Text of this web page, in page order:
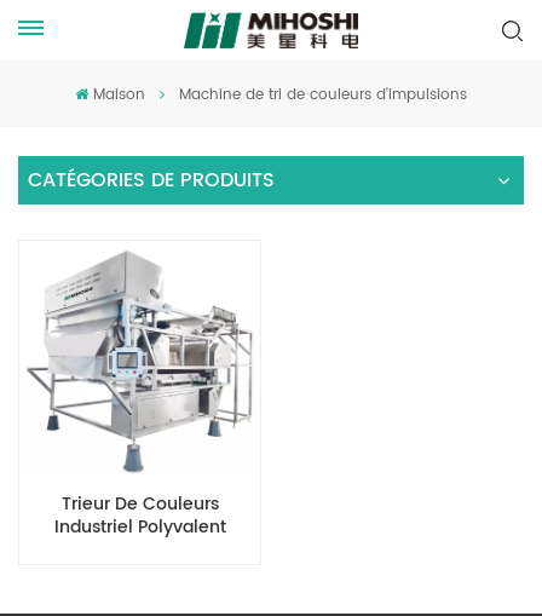
Maison Machine de tri de couleurs d'impulsions
CATÉGORIES DE PRODUITS
Trieur De Couleurs
Industriel Polyvalent